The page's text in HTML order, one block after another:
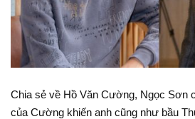
Chia sẻ về Hồ Văn Cường, Ngọc Sơn
của Cường khiến anh cũng như bầu